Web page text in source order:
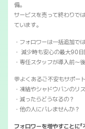
備。
サービスを売って終わりで
ています。
・フォロワーは一括追加で
・ 減少時も安心の最大90
・専任スタッフが導入前〜
💬よくあるご不安もサポー
・凍結やシャドウバンのリ
・減ったらどうなるの？
・他の人にバレませんか？
フォロワーを増やすことに